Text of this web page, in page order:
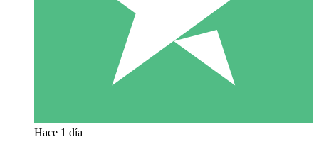
Hace 1 día